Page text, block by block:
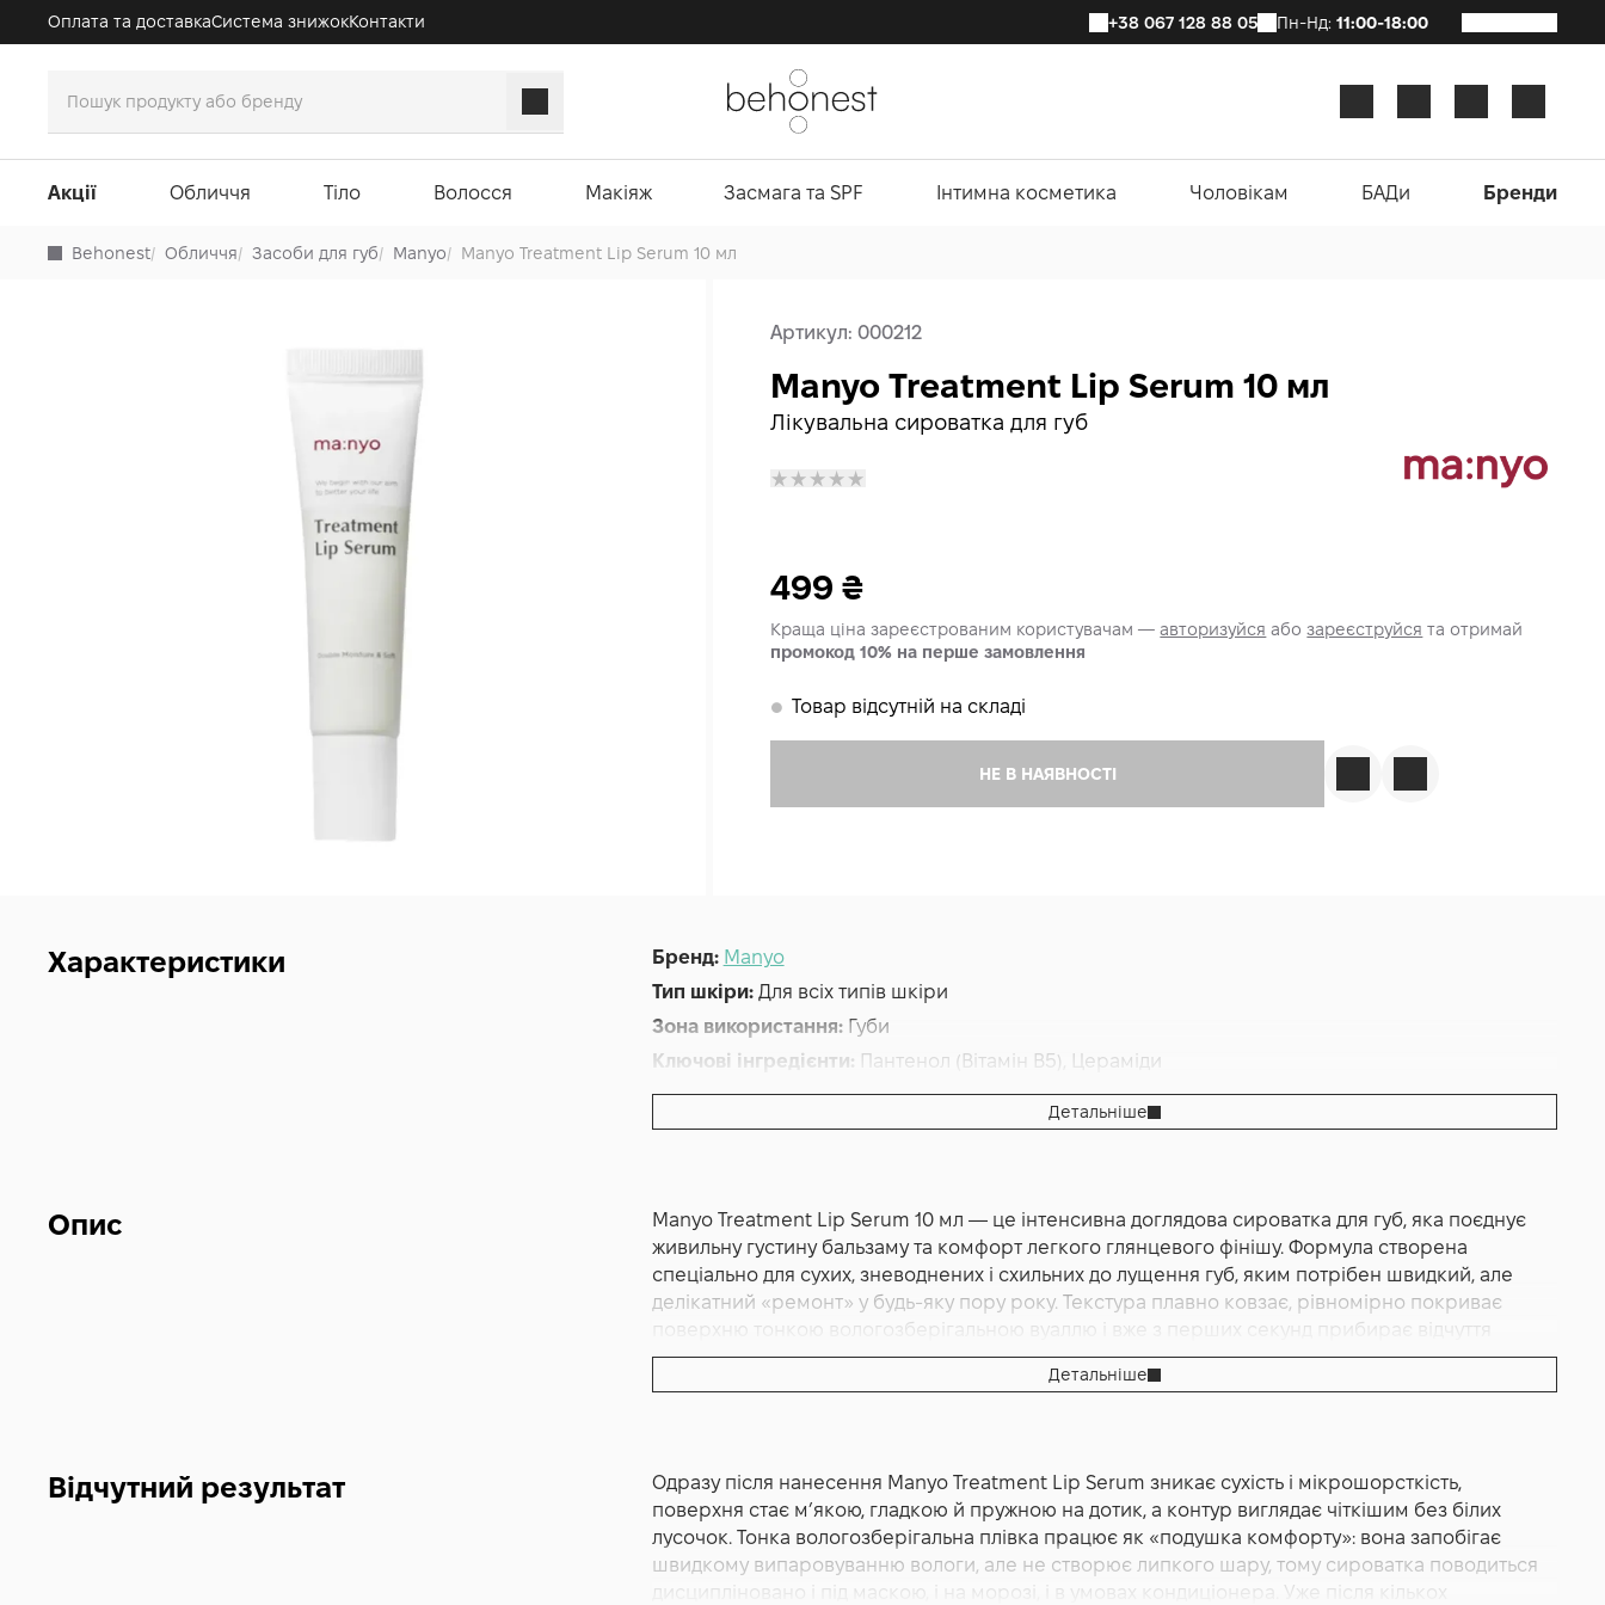
Оплата та доставкаСистема знижокКонтакти +38 067 128 88 05 Пн-Нд: 11:00-18:00
Акції Обличчя Тіло Волосся Макіяж Засмага та SPF Інтимна косметика Чоловікам БАДи Бренди
Behonest/ Обличчя/ Засоби для губ/ Manyo/ Manyo Treatment Lip Serum 10 мл
Артикул:000212
Лікувальна сироватка для губ
Manyo Treatment Lip Serum 10 мл
499₴
Краща ціна зареєстрованим користувачам —авторизуйся абозареєструйся та отримай
промокод 10% на перше замовлення
𒊹 Товар відсутній на складі
НЕ В НАЯВНОСТІ
Характеристики Бренд: Manyo
Тип шкіри: Для всіх типів шкіри
Зона використання: Губи
Ключові інгредієнти: Пантенол (Вітамін B5), Цераміди
Основна дія:Живлення,Відновлення,Пом'якшення,Зволоження
Форма випуску:Сироватка
Детальніше
Опис
Manyo Treatment Lip Serum 10 мл — це інтенсивна доглядова сироватка для губ, яка поєднує
живильну густину бальзаму та комфорт легкого глянцевого фінішу. Формула створена
спеціально для сухих, зневоднених і схильних до лущення губ, яким потрібен швидкий, але
делікатний «ремонт» у будь‑яку пору року. Текстура плавно ковзає, рівномірно покриває
поверхню тонкою вологозберігальною вуаллю і вже з перших секунд прибирає відчуття
стягнення. За інформацією виробника, ключову роль відіграють пантенол і церамідовий
компонент, які допомагають підтримувати бар’єрну функцію та довше утримувати вологу
відновлює губи до ранку та готує їх до макіяжу без потреби у щільних шарах помад.
Сироватка має збалансовану консистенцію: достатньо щільна, щоб закрити мікротріщинки й
зменшити шорсткість, але не липка і не «важка», тож її комфортно носити протягом дня.
Нейтральний доглядовий аромат швидко зникає, залишаючи лише відчуття м’якості й
Детальніше
Відчутний результат
Одразу після нанесення Manyo Treatment Lip Serum зникає сухість і мікрошорсткість,
поверхня стає м’якою, гладкою й пружною на дотик, а контур виглядає чіткішим без білих
лусочок. Тонка вологозберігальна плівка працює як «подушка комфорту»: вона запобігає
швидкому випаровуванню вологи, але не створює липкого шару, тому сироватка поводиться
дисципліновано і під маскою, і на морозі, і в умовах кондиціонера. Уже після кількох